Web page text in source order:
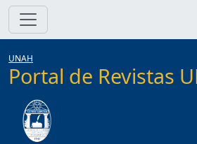
UNAH
Portal de Revistas